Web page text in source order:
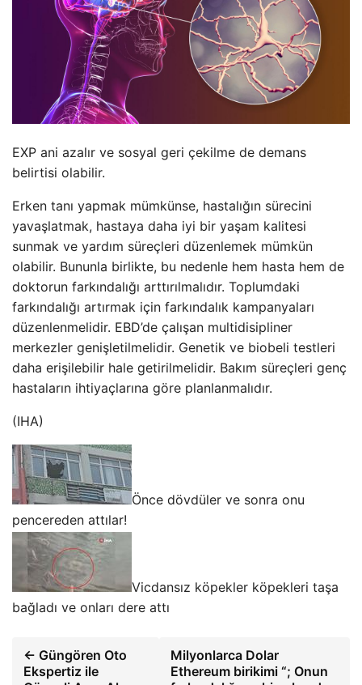
EXP ani azalır ve sosyal geri çekilme de demans
belirtisi olabilir.
Erken tanı yapmak mümkünse, hastalığın sürecini
yavaşlatmak, hastaya daha iyi bir yaşam kalitesi
sunmak ve yardım süreçleri düzenlemek mümkün
olabilir. Bununla birlikte, bu nedenle hem hasta hem de
doktorun farkındalığı arttırılmalıdır. Toplumdaki
farkındalığı artırmak için farkındalık kampanyaları
düzenlenmelidir. EBD’de çalışan multidisipliner
merkezler genişletilmelidir. Genetik ve biobeli testleri
daha erişilebilir hale getirilmelidir. Bakım süreçleri genç
hastaların ihtiyaçlarına göre planlanmalıdır.
(IHA)
Önce dövdüler ve sonra onu
pencereden attılar!
Vicdansız köpekler köpekleri taşa
bağladı ve onları dere attı
← Güngören Oto
Ekspertiz ile
Milyonlarca Dolar
Ethereum birikimi “; Onun